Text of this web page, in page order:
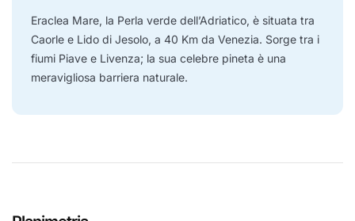
Eraclea Mare, la Perla verde dell’Adriatico, è situata tra
Caorle e Lido di Jesolo, a 40 Km da Venezia. Sorge tra i
fiumi Piave e Livenza; la sua celebre pineta è una
meravigliosa barriera naturale.